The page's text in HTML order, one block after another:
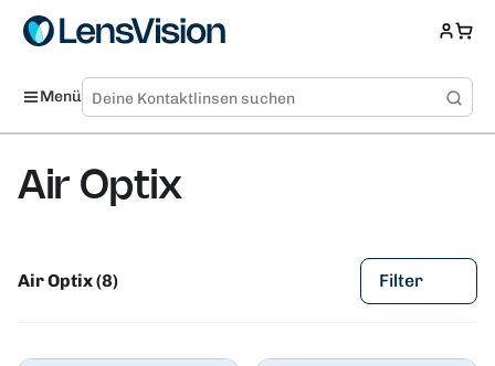
Menü
Air Optix
Air Optix (8) Filter